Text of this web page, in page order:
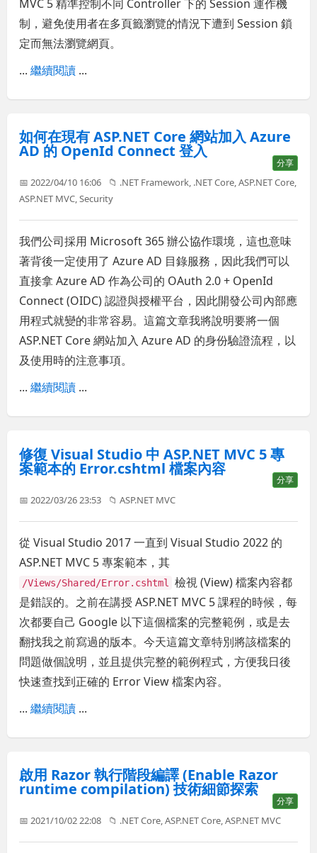
MVC 5 精準控制不同 Controller 下的 Session 運作機
制，避免使用者在多頁籤瀏覽的情況下遭到 Session 鎖
定而無法瀏覽網頁。
...繼續閱讀 ...
如何在現有 ASP.NET Core 網站加入 Azure
AD 的 OpenId Connect 登入
分享
📅 2022/04/10 16:06 📁 .NET Framework, .NET Core,ASP.NET Core,
ASP.NET MVC,Security
我們公司採用 Microsoft 365 辦公協作環境，這也意味
著背後一定使用了 Azure AD 目錄服務，因此我們可以
直接拿 Azure AD 作為公司的 OAuth 2.0 + OpenId
Connect (OIDC) 認證與授權平台，因此開發公司內部應
用程式就變的非常容易。這篇文章我將說明要將一個
ASP.NET Core 網站加入 Azure AD 的身份驗證流程，以
及使用時的注意事項。
...繼續閱讀 ...
修復 Visual Studio 中 ASP.NET MVC 5 專
案範本的 Error.cshtml 檔案內容
分享
📅 2022/03/26 23:53 📁ASP.NET MVC
從 Visual Studio 2017 一直到 Visual Studio 2022 的
ASP.NET MVC 5 專案範本，其
/Views/Shared/Error.cshtml
檢視 (View) 檔案內容都
是錯誤的。之前在講授 ASP.NET MVC 5 課程的時候，每
次都要自己 Google 以下這個檔案的完整範例，或是去
翻找我之前寫過的版本。今天這篇文章特別將該檔案的
問題做個說明，並且提供完整的範例程式，方便我日後
快速查找到正確的 Error View 檔案內容。
...繼續閱讀 ...
啟用 Razor 執行階段編譯 (Enable Razor
runtime compilation) 技術細節探索
分享
📅 2021/10/02 22:08 📁 .NET Core,ASP.NET Core,ASP.NET MVC